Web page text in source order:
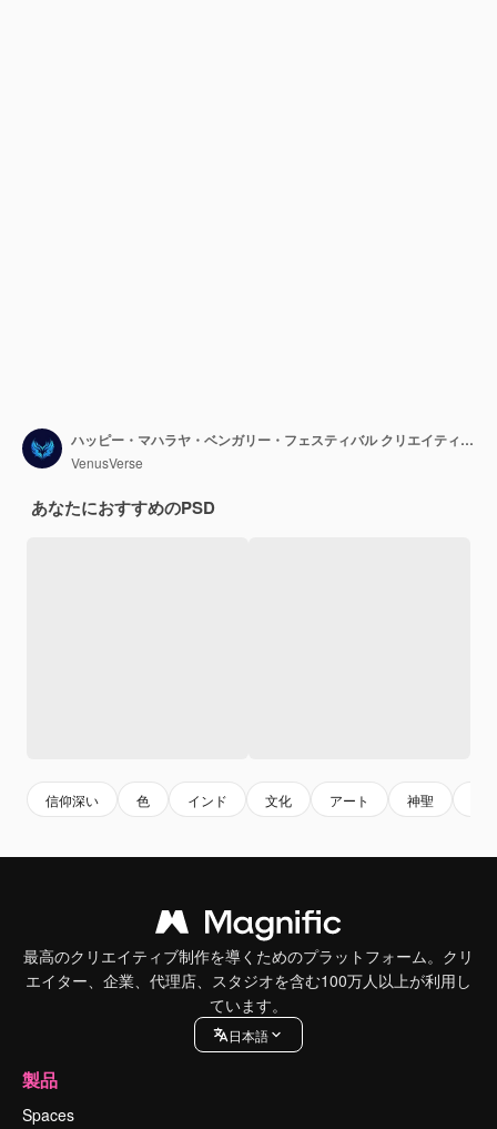
ハッピー・マハラヤ・ベンガリー・フェスティバル クリエイティブ・テンプレート・デザイン シュブホ・マハラーヤ・ナヴァラトリ・ドルガ・プージャ
VenusVerse
あなたにおすすめのPSD
信仰深い 色 インド 文化 アート 神聖
最高のクリエイティブ制作を導くためのプラットフォーム。クリ
エイター、企業、代理店、スタジオを含む100万人以上が利用し
ています。
日本語
製品
Spaces